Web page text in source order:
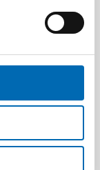
Artikel-Nr.